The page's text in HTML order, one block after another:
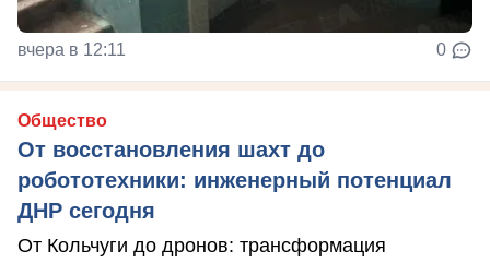
вчера в 12:11 0
Общество
От восстановления шахт до
робототехники: инженерный потенциал
ДНР сегодня
От Кольчуги до дронов: трансформация